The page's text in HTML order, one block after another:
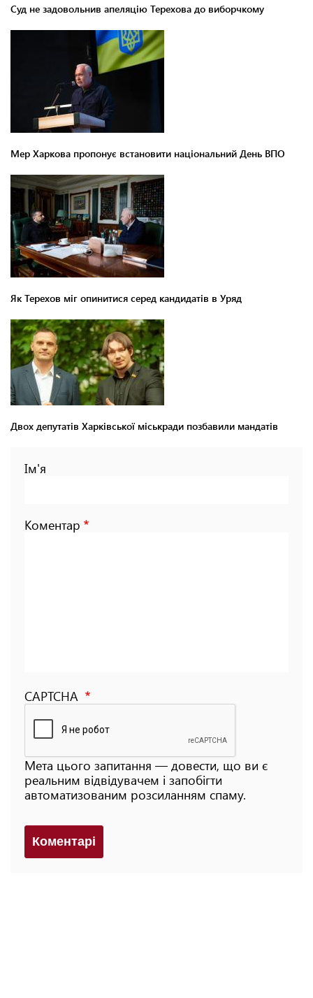
Суд не задовольнив апеляцію Терехова до виборчкому
Мер Харкова пропонує встановити національний День ВПО
Як Терехов міг опинитися серед кандидатів в Уряд
Двох депутатів Харківської міськради позбавили мандатів
Ім'я
Коментар
CAPTCHA
Мета цього запитання — довести, що ви є
реальним відвідувачем і запобігти
автоматизованим розсиланням спаму.
Коментарi